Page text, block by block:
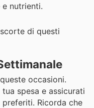
nutrienti.
di questi
occasioni.
spesa e assicurati
Ricorda che